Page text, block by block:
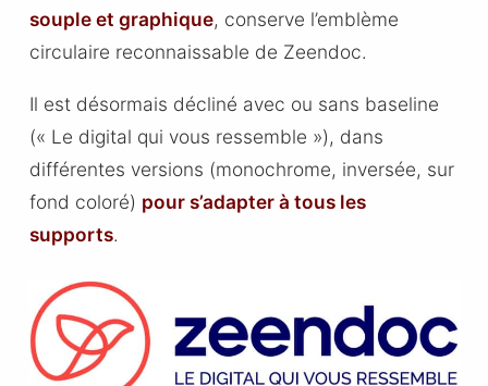
souple et graphique, conserve l’emblème
circulaire reconnaissable de Zeendoc.
Il est désormais décliné avec ou sans baseline
(« Le digital qui vous ressemble »), dans
différentes versions (monochrome, inversée, sur
fond coloré) pour s’adapter à tous les
supports.